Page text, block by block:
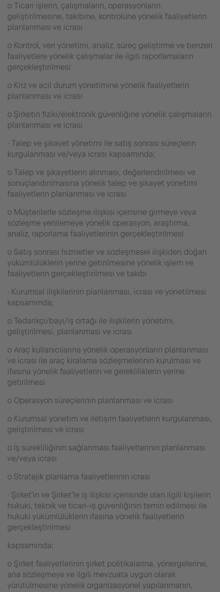
o Ticari işlerin, çalışmaların, operasyonların
geliştirilmesine, takibine, kontrolüne yönelik faaliyetlerin
planlanması ve icrası
o Kontrol, veri yönetimi, analiz, süreç geliştirme ve benzeri
faaliyetlere yönelik çalışmalar ile ilgili raporlamaların
gerçekleştirilmesi
o Kriz ve acil durum yönetimine yönelik faaliyetlerin
planlanması ve icrası
o Şirketin fiziki/elektronik güvenliğine yönelik çalışmaların
planlanması ve icrası
· Talep ve şikayet yönetimi ile satış sonrası süreçlerin
kurgulanması ve/veya icrası kapsamında;
o Talep ve şikayetlerin alınması, değerlendirilmesi ve
sonuçlandırılmasına yönelik talep ve şikayet yönetimi
faaliyetlerin planlanması ve icrası
o Müşterilerle sözleşme ilişkisi içerisine girmeye veya
sözleşme yenilemeye yönelik operasyon, araştırma,
analiz, raporlama faaliyetlerinin gerçekleştirilmesi
o Satış sonrası hizmetler ve sözleşmesel ilişkiden doğan
yükümlülüklerin yerine getirilmesine yönelik işlem ve
faaliyetlerin gerçekleştirilmesi ve takibi
· Kurumsal ilişkilerinin planlanması, icrası ve yönetilmesi
kapsamında;
o Tedarikçi/bayi/iş ortağı ile ilişkilerin yönetimi,
geliştirilmesi, planlanması ve icrası
o Araç kullanıcılarına yönelik operasyonların planlanması
ve icrası ile araç kiralama sözleşmelerinin kurulması ve
ifasına yönelik faaliyetlerin ve gerekliliklerin yerine
getirilmesi
o Operasyon süreçlerinin planlanması ve icrası
o Kurumsal yönetim ve iletişim faaliyetlerin kurgulanması,
geliştirilmesi ve icrası
o İş sürekliliğinin sağlanması faaliyetlerinin planlanması
ve/veya icrası
o Stratejik planlama faaliyetlerinin icrası
· Şirket'in ve Şirket'le iş ilişkisi içerisinde olan ilgili kişilerin
hukuki, teknik ve ticari-iş güvenliğinin temin edilmesi ile
hukuki yükümlülüklerin ifasına yönelik faaliyetlerin
gerçekleştirilmesi
kapsamında;
o Şirket faaliyetlerinin şirket politikalarına, yönergelerine,
ana sözleşmeye ve ilgili mevzuata uygun olarak
yürütülmesine yönelik organizasyonel yapılanmanın,